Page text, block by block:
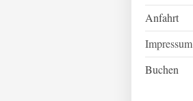
Anfahrt
Impressum
Buchen